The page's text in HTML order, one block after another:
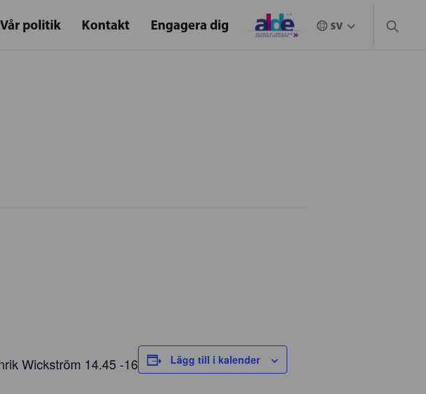
Vår politik Kontakt Engagera dig
Wickström 14.45 -16
Lägg till i kalender